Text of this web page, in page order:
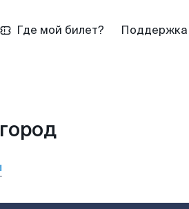
Где мой билет? Поддержка